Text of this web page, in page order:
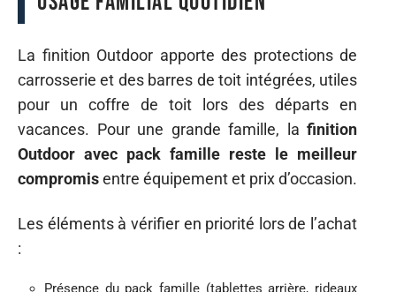
La finition Outdoor apporte des protections de
carrosserie et des barres de toit intégrées, utiles
pour un coffre de toit lors des départs en
vacances. Pour une grande famille, la finition
Outdoor avec pack famille reste le meilleur
compromisentre équipement et prix d’occasion.
Les éléments à vérifier en priorité lors de l’achat
:
Présence du pack famille (tablettes arrière, rideaux